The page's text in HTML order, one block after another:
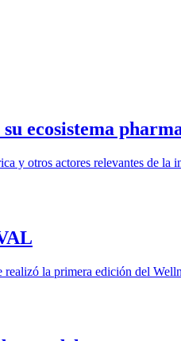
ecosistema
y otros actores relevantes de la
realizó la primera edición del